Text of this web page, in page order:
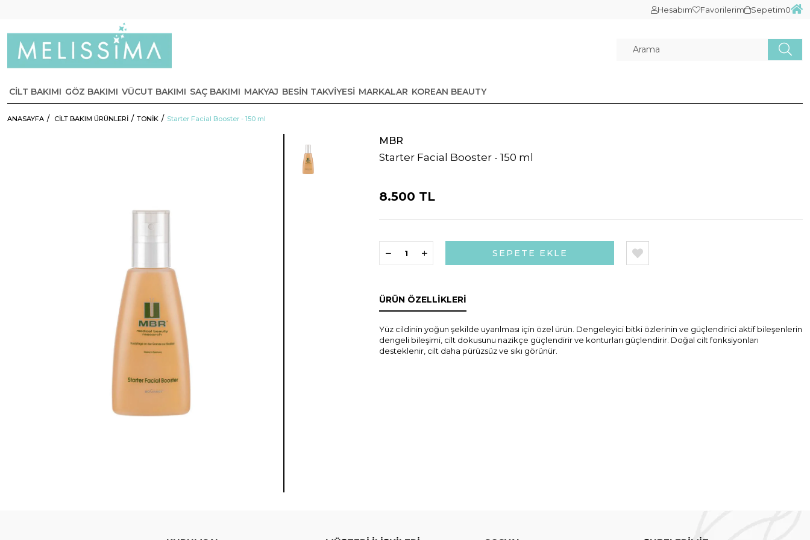
Hesabım Favorilerim Sepetim0
CİLT BAKIMI GÖZ BAKIMI VÜCUT BAKIMI SAÇ BAKIMI MAKYAJ BESİN TAKVİYESİ MARKALAR KOREAN BEAUTY
ANASAYFA CİLT BAKIM ÜRÜNLERİ TONİK Starter Facial Booster - 150 ml
Starter Facial Booster - 150 ml
MBR
8.500 TL
ÜRÜN ÖZELLIKLERI
Yüz cildinin yoğun şekilde uyarılması için özel ürün. Dengeleyici bitki özlerinin ve güçlendirici aktif bileşenlerin
dengeli bileşimi, cilt dokusunu nazikçe güçlendirir ve konturları güçlendirir. Doğal cilt fonksiyonları
desteklenir, cilt daha pürüzsüz ve sıkı görünür.